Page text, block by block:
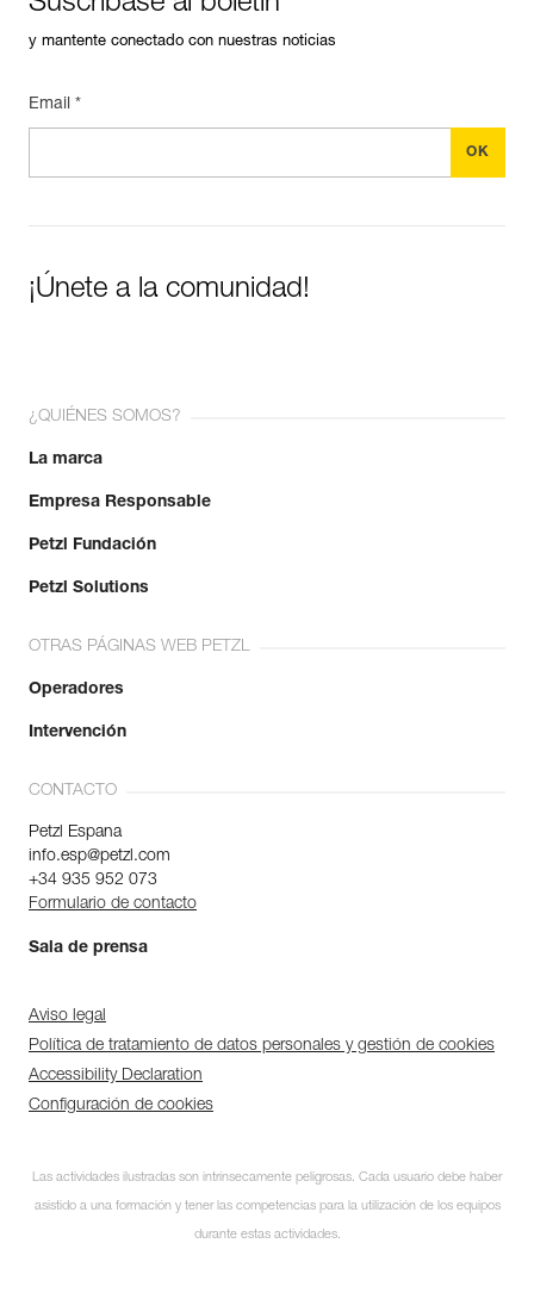
y mantente conectado con nuestras noticias
Email *
¡Únete a la comunidad!
¿QUIÉNES SOMOS?
La marca
Empresa Responsable
Petzl Fundación
Petzl Solutions
OTRAS PÁGINAS WEB PETZL
Operadores
Intervención
CONTACTO
Petzl Espana
info.esp@petzl.com
+34 935 952 073
Formulario de contacto
Sala de prensa
Aviso legal
Política de tratamiento de datos personales y gestión de cookies
Accessibility Declaration
Configuración de cookies
Las actividades ilustradas son intrínsecamente peligrosas. Cada usuario debe haber
asistido a una formación y tener las competencias para la utilización de los equipos
durante estas actividades.